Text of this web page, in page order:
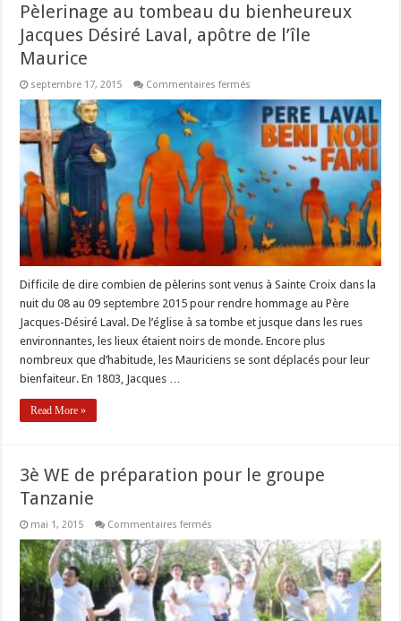
Pèlerinage au tombeau du bienheureux
Jacques Désiré Laval, apôtre de l’île
Maurice
septembre 17, 2015 Commentaires fermés
au
tombeau
bienheureux
Jacques
Désiré
Laval,
apôtre
de
l’île
Maurice
Difficile de dire combien de pèlerins sont venus à Sainte Croix dans la
nuit du 08 au 09 septembre 2015 pour rendre hommage au Père
Jacques-Désiré Laval. De l’église à sa tombe et jusque dans les rues
environnantes, les lieux étaient noirs de monde. Encore plus
nombreux que d’habitude, les Mauriciens se sont déplacés pour leur
bienfaiteur. En 1803, Jacques …
Read More »
3è WE de préparation pour le groupe
Tanzanie
mai 1, 2015 Commentaires fermés
WE
de
préparation
pour
groupe
Tanzanie